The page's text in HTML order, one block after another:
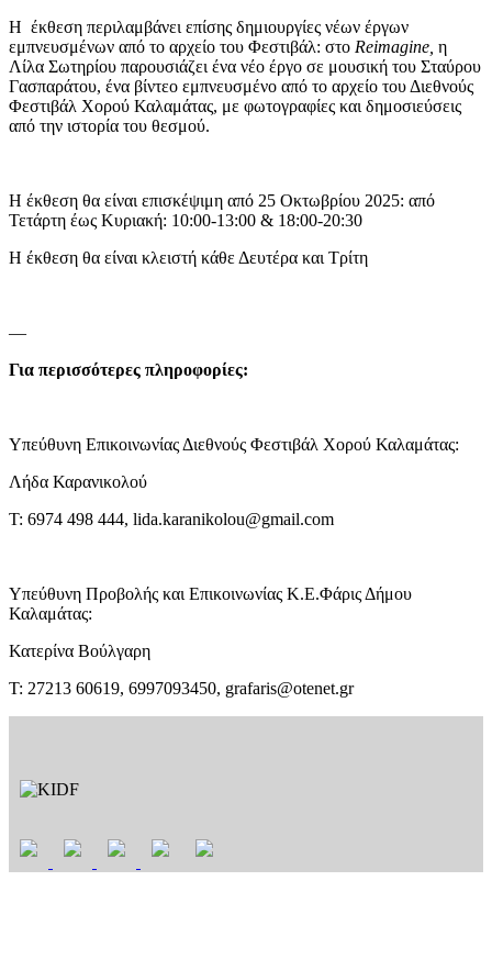
Η έκθεση περιλαμβάνει επίσης δημιουργίες νέων έργων
εμπνευσμένων από το αρχείο του Φεστιβάλ: στο Reimagine, η
Λίλα Σωτηρίου παρουσιάζει ένα νέο έργο σε μουσική του Σταύρου
Γασπαράτου, ένα βίντεο εμπνευσμένο από το αρχείο του Διεθνούς
Φεστιβάλ Χορού Καλαμάτας, με φωτογραφίες και δημοσιεύσεις
από την ιστορία του θεσμού.
Η έκθεση θα είναι επισκέψιμη από 25 Οκτωβρίου 2025: από
Τετάρτη έως Κυριακή: 10:00-13:00 & 18:00-20:30
Η έκθεση θα είναι κλειστή κάθε Δευτέρα και Τρίτη
—
Για περισσότερες πληροφορίες:
Υπεύθυνη Επικοινωνίας Διεθνούς Φεστιβάλ Χορού Καλαμάτας:
Λήδα Καρανικολού
Τ: 6974 498 444, lida.karanikolou@gmail.com
Υπεύθυνη Προβολής και Επικοινωνίας Κ.Ε.Φάρις Δήμου
Καλαμάτας:
Κατερίνα Βούλγαρη
Τ: 27213 60619, 6997093450, grafaris@otenet.gr